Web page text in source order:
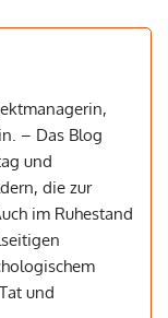
– Das Blog
und
die zur
im Ruhestand
und